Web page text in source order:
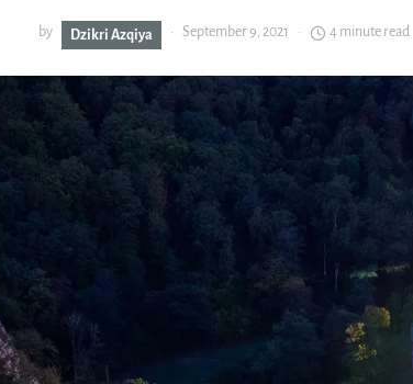
by Dzikri Azqiya September 9, 2021 4 minute read